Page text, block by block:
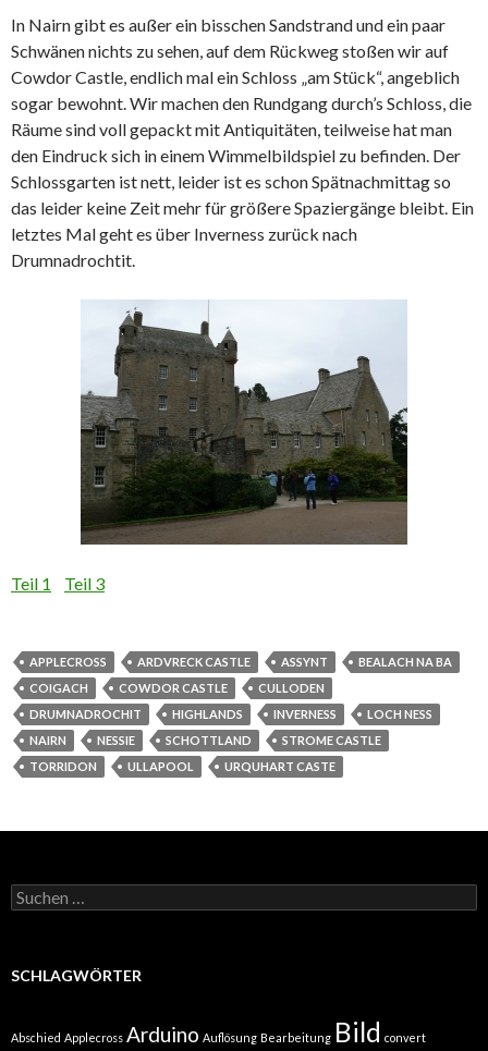
In Nairn gibt es außer ein bisschen Sandstrand und ein paar
Schwänen nichts zu sehen, auf dem Rückweg stoßen wir auf
Cowdor Castle, endlich mal ein Schloss „am Stück“, angeblich
sogar bewohnt. Wir machen den Rundgang durch’s Schloss, die
Räume sind voll gepackt mit Antiquitäten, teilweise hat man
den Eindruck sich in einem Wimmelbildspiel zu befinden. Der
Schlossgarten ist nett, leider ist es schon Spätnachmittag so
das leider keine Zeit mehr für größere Spaziergänge bleibt. Ein
letztes Mal geht es über Inverness zurück nach
Drumnadrochtit.
Teil 1 Teil 3
APPLECROSS ARDVRECK CASTLE ASSYNT
BEALACH NA BA
COIGACH
COWDOR CASTLE
CULLODEN
DRUMNADROCHIT
HIGHLANDS INVERNESS
LOCH NESS
NAIRN
NESSIE SCHOTTLAND
STROME CASTLE
TORRIDON
ULLAPOOL URQUHART CASTE
Suchen
nach:
SCHLAGWÖRTER
Abschied Applecross Arduino Auflösung Bearbeitung Bild convert